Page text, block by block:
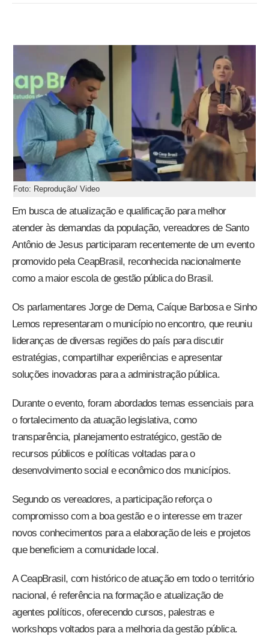
Foto: Reprodução/ Video
Em busca de atualização e qualificação para melhor
atender às demandas da população, vereadores de Santo
Antônio de Jesus participaram recentemente de um evento
promovido pela CeapBrasil, reconhecida nacionalmente
como a maior escola de gestão pública do Brasil.
Os parlamentares Jorge de Dema, Caíque Barbosa e Sinho
Lemos representaram o município no encontro, que reuniu
lideranças de diversas regiões do país para discutir
estratégias, compartilhar experiências e apresentar
soluções inovadoras para a administração pública.
Durante o evento, foram abordados temas essenciais para
o fortalecimento da atuação legislativa, como
transparência, planejamento estratégico, gestão de
recursos públicos e políticas voltadas para o
desenvolvimento social e econômico dos municípios.
Segundo os vereadores, a participação reforça o
compromisso com a boa gestão e o interesse em trazer
novos conhecimentos para a elaboração de leis e projetos
que beneficiem a comunidade local.
A CeapBrasil, com histórico de atuação em todo o território
nacional, é referência na formação e atualização de
agentes políticos, oferecendo cursos, palestras e
workshops voltados para a melhoria da gestão pública.